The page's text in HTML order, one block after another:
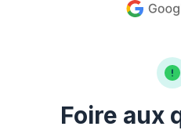
Foire aux